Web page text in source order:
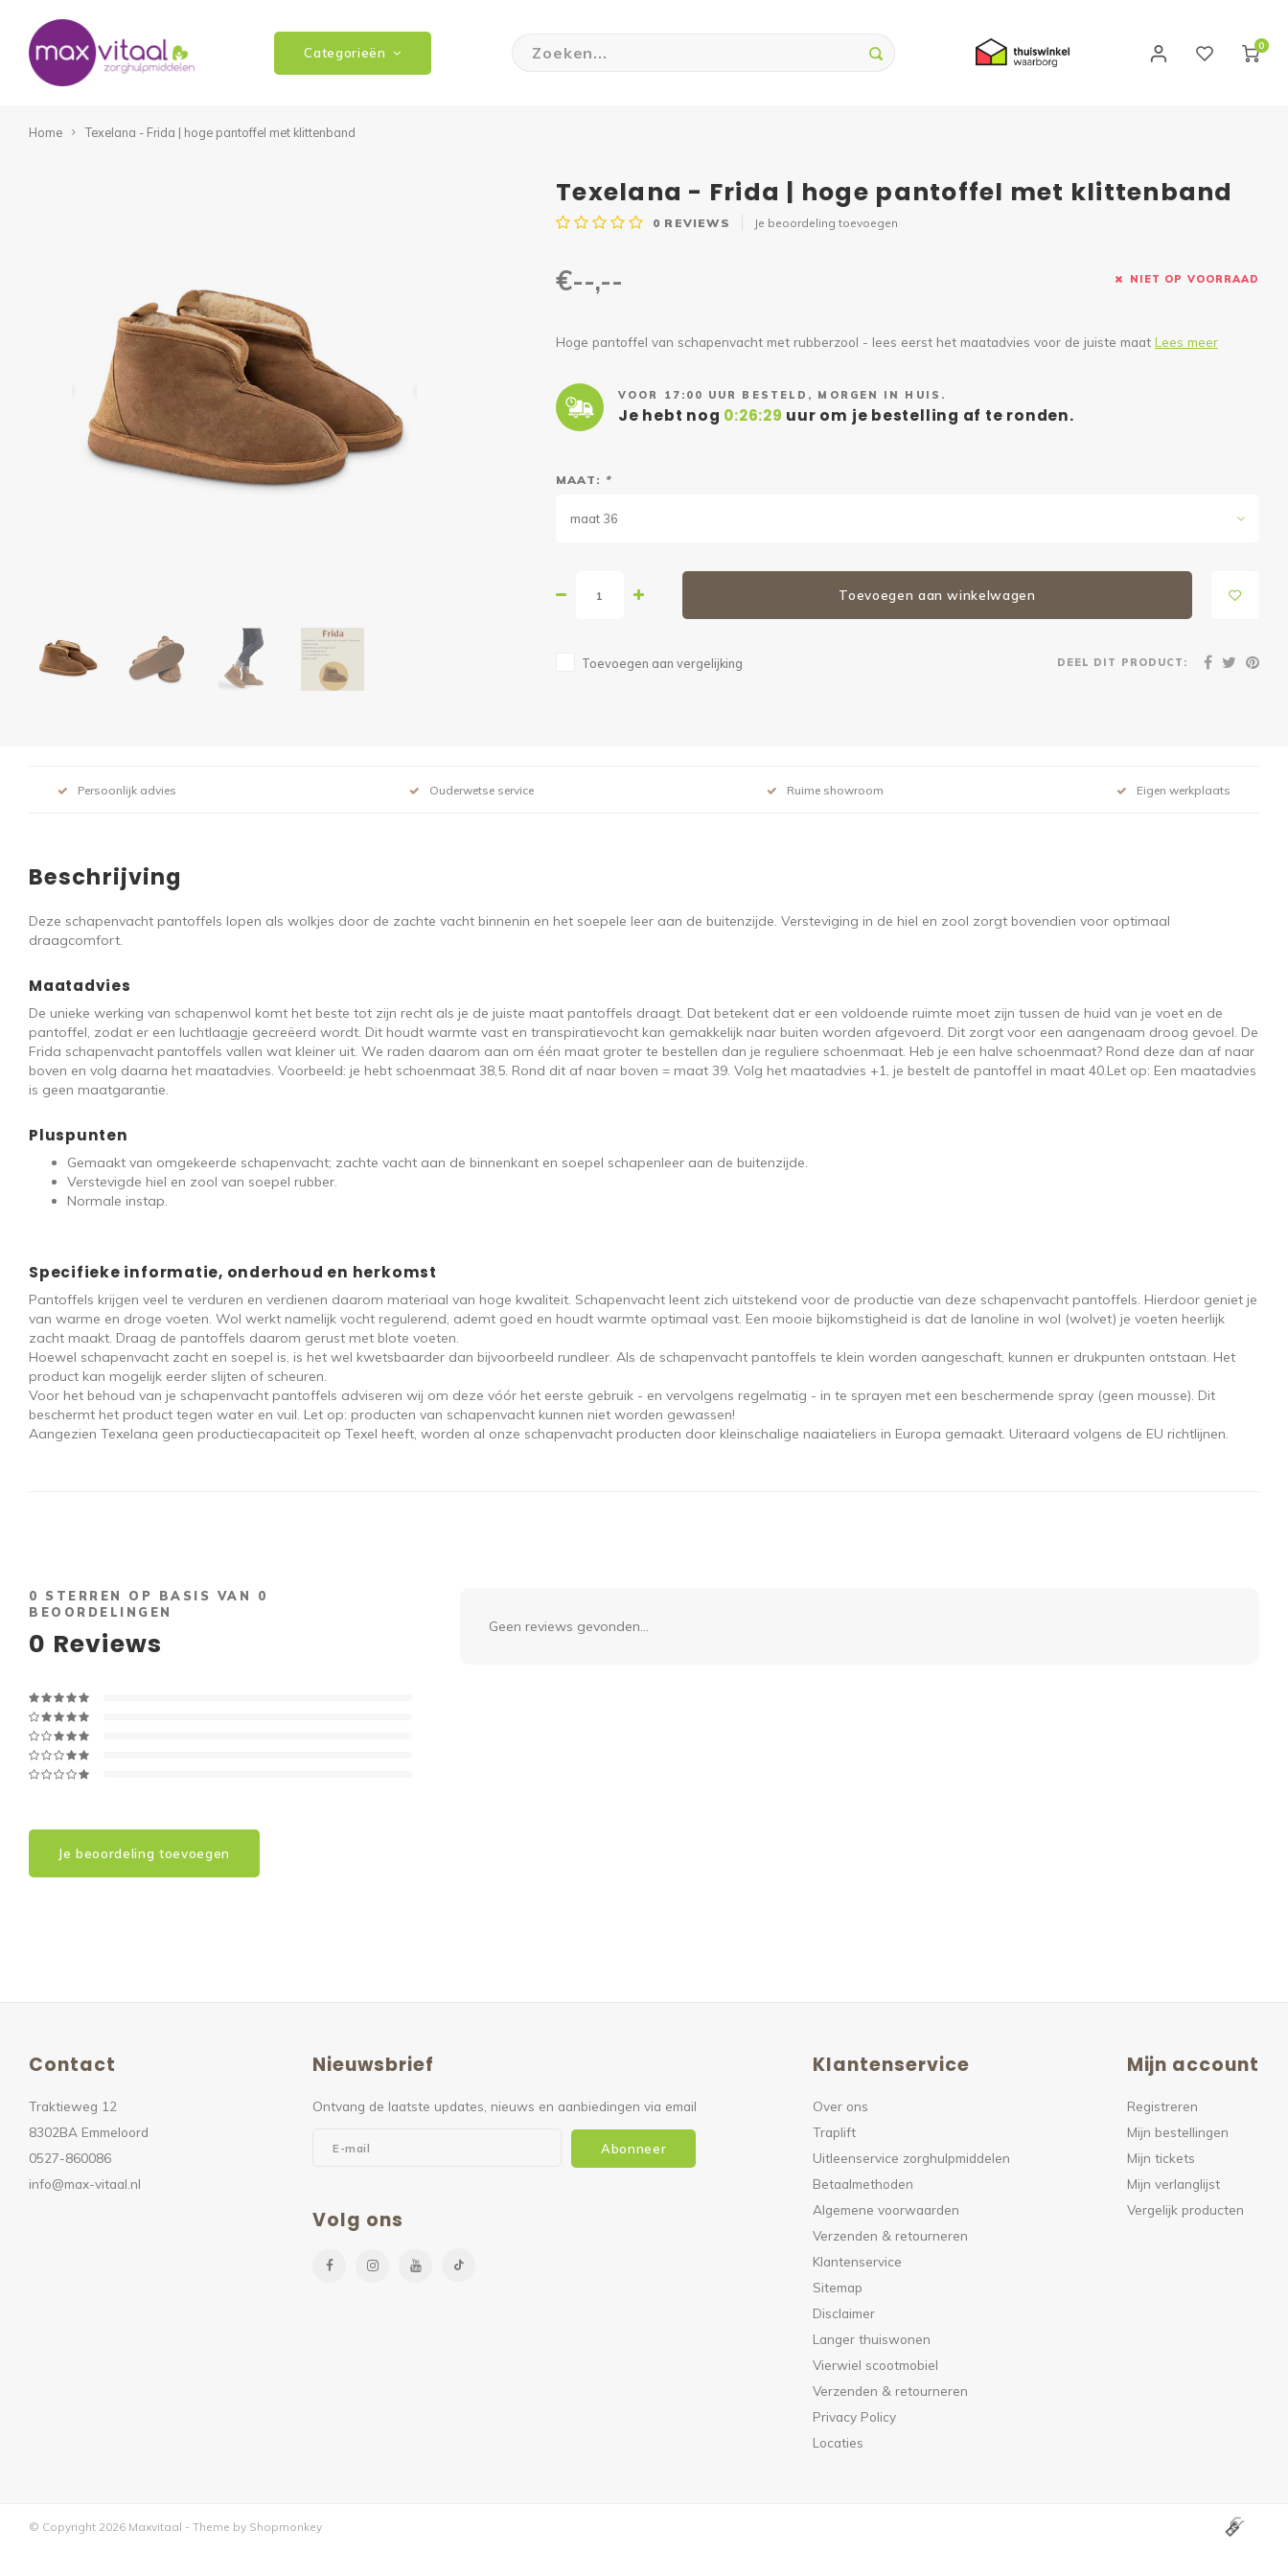
Categorieën 0
Home Texelana - Frida | hoge pantoffel met klittenband
Texelana - Frida | hoge pantoffel met klittenband
0 REVIEWS Je beoordeling toevoegen
€--,-- NIET OP VOORRAAD
Hoge pantoffel van schapenvacht met rubberzool - lees eerst het maatadvies voor de juiste maat Lees meer
VOOR 17:00 UUR BESTELD, MORGEN IN HUIS.
Je hebt nog 0:26:28 uur om je bestelling af te ronden.
MAAT: *
maat 36
Toevoegen aan winkelwagen
Toevoegen aan vergelijking DEEL DIT PRODUCT:
Persoonlijk advies Ouderwetse service Ruime showroom Eigen werkplaats
Beschrijving
Deze schapenvacht pantoffels lopen als wolkjes door de zachte vacht binnenin en het soepele leer aan de buitenzijde. Versteviging in de hiel en zool zorgt bovendien voor optimaal
draagcomfort.
Maatadvies
De unieke werking van schapenwol komt het beste tot zijn recht als je de juiste maat pantoffels draagt. Dat betekent dat er een voldoende ruimte moet zijn tussen de huid van je voet en de
pantoffel, zodat er een luchtlaagje gecreëerd wordt. Dit houdt warmte vast en transpiratievocht kan gemakkelijk naar buiten worden afgevoerd. Dit zorgt voor een aangenaam droog gevoel. De
Frida schapenvacht pantoffels vallen wat kleiner uit. We raden daarom aan om één maat groter te bestellen dan je reguliere schoenmaat. Heb je een halve schoenmaat? Rond deze dan af naar
boven en volg daarna het maatadvies. Voorbeeld: je hebt schoenmaat 38,5. Rond dit af naar boven = maat 39. Volg het maatadvies +1, je bestelt de pantoffel in maat 40.Let op: Een maatadvies
is geen maatgarantie.
Pluspunten
Gemaakt van omgekeerde schapenvacht; zachte vacht aan de binnenkant en soepel schapenleer aan de buitenzijde.
Verstevigde hiel en zool van soepel rubber.
Normale instap.
Specifieke informatie, onderhoud en herkomst
Pantoffels krijgen veel te verduren en verdienen daarom materiaal van hoge kwaliteit. Schapenvacht leent zich uitstekend voor de productie van deze schapenvacht pantoffels. Hierdoor geniet je
van warme en droge voeten. Wol werkt namelijk vocht regulerend, ademt goed en houdt warmte optimaal vast. Een mooie bijkomstigheid is dat de lanoline in wol (wolvet) je voeten heerlijk
zacht maakt. Draag de pantoffels daarom gerust met blote voeten.
Hoewel schapenvacht zacht en soepel is, is het wel kwetsbaarder dan bijvoorbeeld rundleer. Als de schapenvacht pantoffels te klein worden aangeschaft, kunnen er drukpunten ontstaan. Het
product kan mogelijk eerder slijten of scheuren.
Voor het behoud van je schapenvacht pantoffels adviseren wij om deze vóór het eerste gebruik - en vervolgens regelmatig - in te sprayen met een beschermende spray (geen mousse). Dit
beschermt het product tegen water en vuil. Let op: producten van schapenvacht kunnen niet worden gewassen!
Aangezien Texelana geen productiecapaciteit op Texel heeft, worden al onze schapenvacht producten door kleinschalige naaiateliers in Europa gemaakt. Uiteraard volgens de EU richtlijnen.
0 STERREN OP BASIS VAN 0
BEOORDELINGEN
0 Reviews
Je beoordeling toevoegen
Geen reviews gevonden...
Contact
Traktieweg 12
8302BA Emmeloord
0527-860086
info@max-vitaal.nl
Nieuwsbrief
Ontvang de laatste updates, nieuws en aanbiedingen via email
Abonneer
Volg ons
Klantenservice
Over ons
Traplift
Uitleenservice zorghulpmiddelen
Betaalmethoden
Algemene voorwaarden
Verzenden & retourneren
Klantenservice
Sitemap
Disclaimer
Langer thuiswonen
Vierwiel scootmobiel
Verzenden & retourneren
Privacy Policy
Locaties
Mijn account
Registreren
Mijn bestellingen
Mijn tickets
Mijn verlanglijst
Vergelijk producten
© Copyright 2026 Maxvitaal - Theme by Shopmonkey